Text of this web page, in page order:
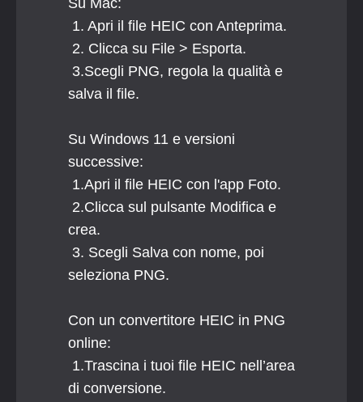
Su Mac:
1. Apri il file HEIC con Anteprima.
2. Clicca su File > Esporta.
salva il file.
Su Windows 11 e versioni
successive:
1.Apri il file HEIC con l'app Foto.
crea.
seleziona PNG.
Con un convertitore HEIC in PNG
online:
di conversione.